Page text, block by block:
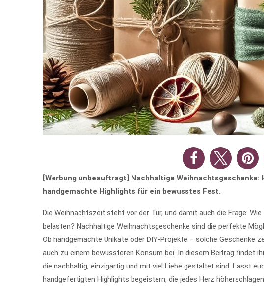
[Werbung unbeauftragt] Nachhaltige Weihnachtsgeschenke:
handgemachte Highlights für ein bewusstes Fest.
Die Weihnachtszeit steht vor der Tür, und damit auch die Frage:
belasten? Nachhaltige Weihnachtsgeschenke sind die perfekte
Ob handgemachte Unikate oder DIY-Projekte – solche Geschenke
auch zu einem bewussteren Konsum bei. In diesem Beitrag findet
die nachhaltig, einzigartig und mit viel Liebe gestaltet sind. Lasst
handgefertigten Highlights begeistern, die jedes Herz